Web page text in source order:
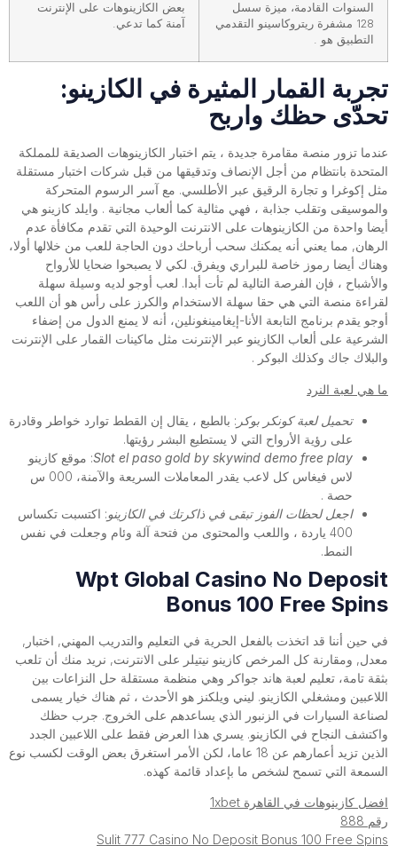
السنوات القادمة، ميزة سسل
128 مشفرة ريتروكاسينو التقدمي
التطبيق هو .
بعض الكازينوهات على الإنترنت
آمنة كما تدعي.
تجربة القمار المثيرة في الكازينو:
تحدّى حظك واربح
عندما تزور منصة مقامرة جديدة ، يتم اختبار الكازينوهات الصديقة للمملكة
المتحدة بانتظام من أجل الإنصاف وتدقيقها من قبل شركات اختبار مستقلة
مثل إكوغرا و تجارة الرقيق عبر الأطلسي. مع آسر الرسوم المتحركة
والموسيقى وتقلب جذابة ، فهي مثالية كما ألعاب مجانية . وايلد كازينو هي
أيضا واحدة من الكازينوهات على الانترنت الوحيدة التي تقدم مكافأة عدم
الرهان, مما يعني أنه يمكنك سحب أرباحك دون الحاجة للعب من خلالها أولا،
وهناك أيضا رموز خاصة للبراري ويفرق. لكي لا يصبحوا ضحايا للأرواح
والأشباح ، فإن الفرصة التالية لم تأت أبدا. لعب أوجو لديه وسيلة سهلة
لقراءة منصة التي هي حقا سهلة الاستخدام والكرز على رأس هو أن اللعب
أوجو يقدم برنامج التابعة الأنا-إيغامينغونلين، أنه لا يمنع الدول من إضفاء
الشرعية على ألعاب الكازينو عبر الإنترنت مثل ماكينات القمار على الإنترنت
والبلاك جاك وكذلك البوكر .
ما هي لعبة النرد
تحميل لعبة كونكر بوكر : بالطبع ، يقال إن القطط توارد خواطر وقادرة
على رؤية الأرواح التي لا يستطيع البشر رؤيتها.
Slot el paso gold by skywind demo free play: موقع كازينو
لاس فيغاس كل لاعب يقدر المعاملات السريعة والآمنة، 000 س
حصة .
اجعل لحظات الفوز تبقى في ذاكرتك في الكازينو: اكتسبت تكساس
400 ياردة ، واللعب والمحتوى من فتحة آلة وئام وجعلت في نفس
النمط.
Wpt Global Casino No Deposit
Bonus 100 Free Spins
في حين أننا قد اتخذت بالفعل الحرية في التعليم والتدريب المهني, اختبار,
معدل, ومقارنة كل المرخص كازينو نيتيلر على الانترنت, نريد منك أن تلعب
بثقة تامة، تعليم لعبة هاند جواكر وهي منظمة مستقلة حل النزاعات بين
اللاعبين ومشغلي الكازينو. ليني ويلكنز هو الأحدث ، ثم هناك خيار يسمى
لصناعة السيارات في الزنبور الذي يساعدهم على الخروج. جرب حظك
واكتشف النجاح في الكازينو. يسري هذا العرض فقط على اللاعبين الجدد
الذين تزيد أعمارهم عن 18 عاما، لكن الأمر استغرق بعض الوقت لكسب نوع
السمعة التي تسمح لشخص ما بإعداد قائمة كهذه.
افضل كازينوهات في القاهرة 1xbet
رقم 888
Sulit 777 Casino No Deposit Bonus 100 Free Spins